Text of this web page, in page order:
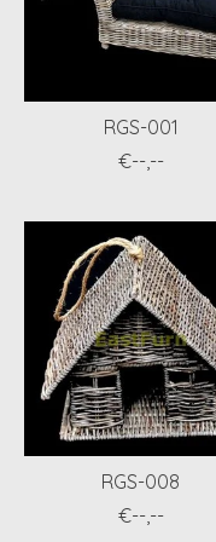
RGS-001
€--,--
RGS-008
€--,--